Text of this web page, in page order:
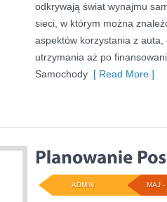
odkrywają świat wynajmu
sieci, w którym można
aspektów korzystania z
utrzymania aż po
Samochody [ Read More ]
MAJ -
ADMIN